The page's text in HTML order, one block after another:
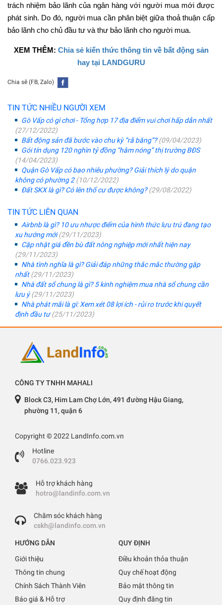
trách nhiệm bảo lãnh của ngân hàng với người mua mới được
phát sinh. Do đó, người mua cần phân biệt giữa thoả thuận cấp
bảo lãnh cho chủ đầu tư và thư bảo lãnh cho người mua.
XEM THÊM: Chia sẻ kiến thức thông tin về bất động sản
hay tại LANDGURU
Chia sẽ (FB, Zalo)
TIN TỨC NHIỀU NGƯỜI XEM
Gò Vấp có gì chơi - Tổng hợp 17 địa điểm vui chơi hấp dẫn nhất
(27/12/2022)
Bất động sản đã bước vào chu kỳ “rã băng”?(09/04/2023)
Gói tín dụng 120 nghìn tỷ đồng “hâm nóng” thị trường BĐS
(14/04/2023)
Quận Gò Vấp có bao nhiêu phường? Giải thích lý do quận
không có phường 2(10/12/2022)
Đất SKX là gì? Có lên thổ cư được không?(29/08/2022)
TIN TỨC LIÊN QUAN
Airbnb là gì? 10 ưu nhược điểm của hình thức lưu trú đang tạo
xu hướng mới(29/11/2023)
Cập nhật giá đền bù đất nông nghiệp mới nhất hiện nay
(29/11/2023)
Nhà tình nghĩa là gì? Giải đáp những thắc mắc thường gặp
nhất(29/11/2023)
Nhà đất sổ chung là gì? 5 kinh nghiệm mua nhà sổ chung cần
lưu ý(29/11/2023)
Nhà phát mãi là gì: Xem xét 08 lợi ích - rủi ro trước khi quyết
định đầu tư(25/11/2023)
CÔNG TY TNHH MAHALI
Block C3, Him Lam Chợ Lớn, 491 đường Hậu Giang,
phường 11, quận 6
Copyright © 2022 LandInfo.com.vn
Hotline
0766.023.923
Hỗ trợ khách hàng
hotro@landinfo.com.vn
Chăm sóc khách hàng
cskh@landinfo.com.vn
HƯỚNG DẪN
Giới thiệu
Thông tin chung
Chính Sách Thành Viên
Báo giá & Hỗ trợ
QUY ĐỊNH
Điều khoản thỏa thuận
Quy chế hoạt động
Bảo mật thông tin
Quy định đăng tin